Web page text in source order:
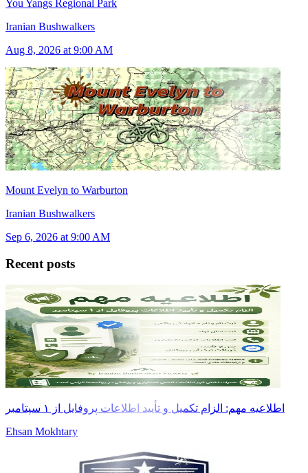
You Yangs Regional Park
Iranian Bushwalkers
Aug 8, 2026 at 9:00 AM
Mount Evelyn to Warburton
Iranian Bushwalkers
Sep 6, 2026 at 9:00 AM
Recent posts
اطلاعیه مهم: الزام تکمیل و تأیید اطلاعات پروفایل از ۱ سپتامبر
Ehsan Mokhtary